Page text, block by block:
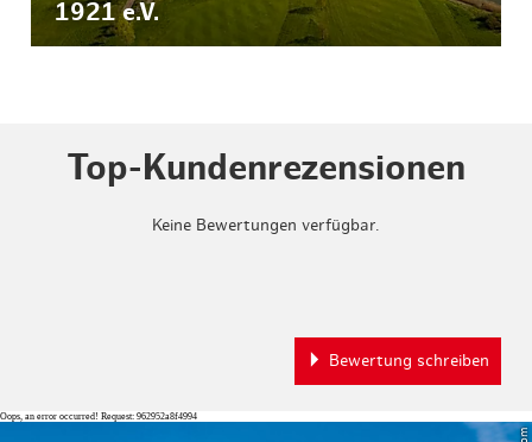
1921 e.V.
Top-Kundenrezensionen
Keine Bewertungen verfügbar.
Bewertung schreiben
Oops, an error occurred! Request: 962952a8f4994